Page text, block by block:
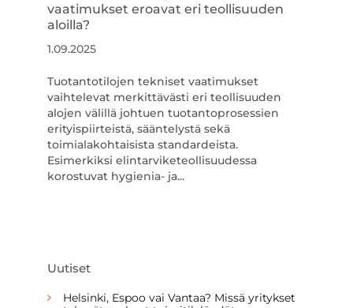
vaatimukset eroavat eri teollisuuden
aloilla?
1.09.2025
Tuotantotilojen tekniset vaatimukset
vaihtelevat merkittävästi eri teollisuuden
alojen välillä johtuen tuotantoprosessien
erityispiirteistä, sääntelystä sekä
toimialakohtaisista standardeista.
Esimerkiksi elintarviketeollisuudessa
korostuvat hygienia- ja...
Uutiset
Helsinki, Espoo vai Vantaa? Missä yritykset